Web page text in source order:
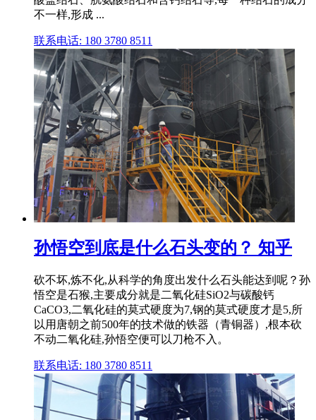
不一样,形成 ...
联系电话: 180 3780 8511
孙悟空到底是什么石头变的？ 知乎
砍不坏,炼不化,从科学的角度出发什么石头能达到呢？孙
悟空是石猴,主要成分就是二氧化硅SiO2与碳酸钙
CaCO3,二氧化硅的莫式硬度为7,钢的莫式硬度才是5,所
以用唐朝之前500年的技术做的铁器（青铜器）,根本砍
不动二氧化硅,孙悟空便可以刀枪不入。
联系电话: 180 3780 8511